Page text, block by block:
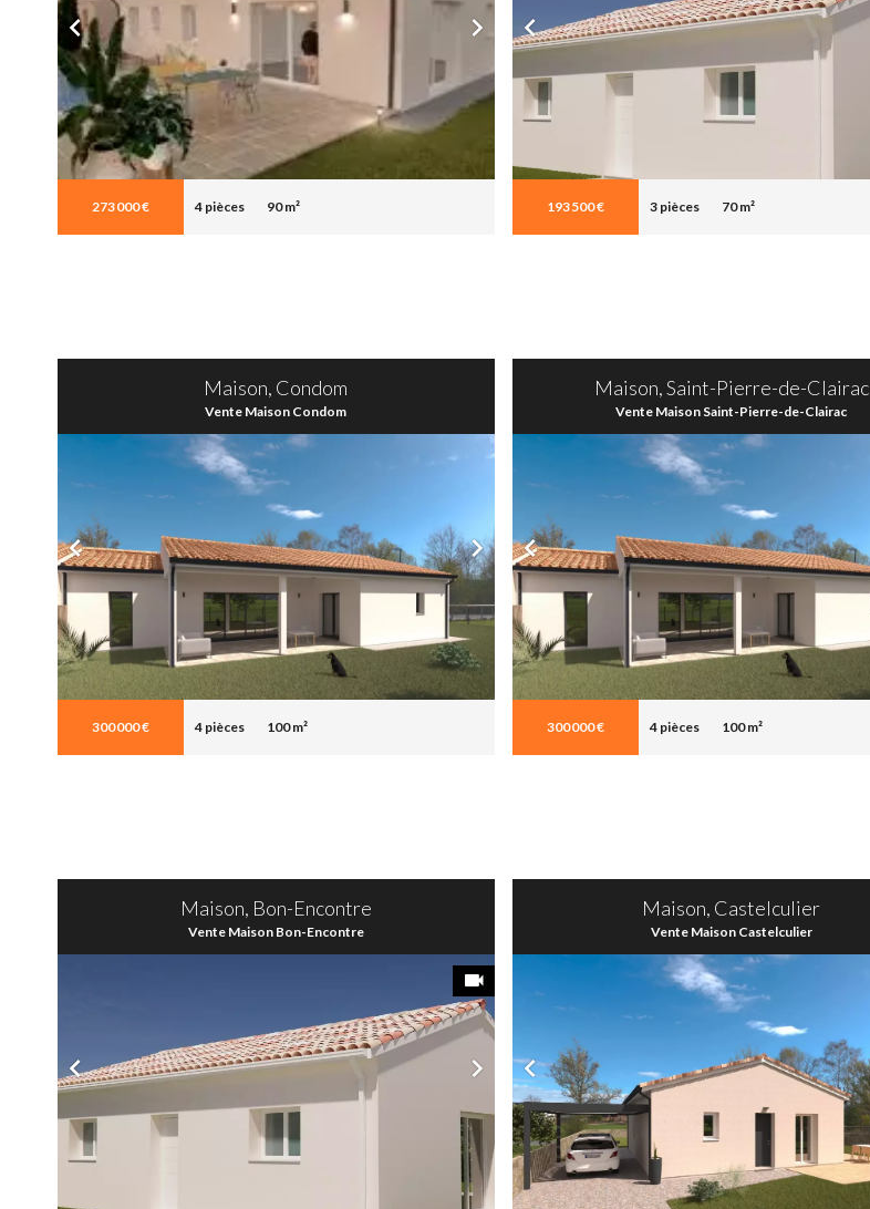
273 000 € 4 pièces 90 m² 193 500 € 3 pièces 70 m²
Maison, Condom
Vente Maison Condom
300 000 € 4 pièces 100 m²
Maison, Saint-Pierre-de-Clairac
Vente Maison Saint-Pierre-de-Clairac
300 000 € 4 pièces 100 m²
Maison, Bon-Encontre
Vente Maison Bon-Encontre
Maison, Castelculier
Vente Maison Castelculier